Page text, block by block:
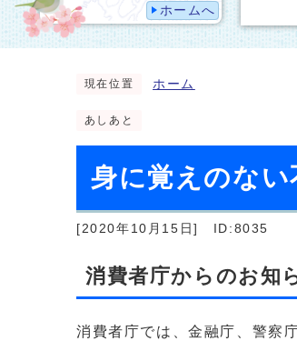
ホームへ
現在位置 ホーム
あしあと
身に覚えのない
[2020年10月15日] ID:8035
消費者庁からのお知
消費者庁では、金融庁、警察